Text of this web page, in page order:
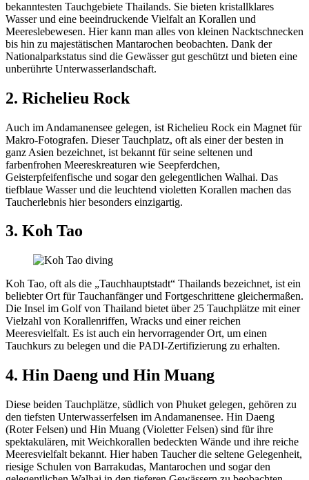
bekanntesten Tauchgebiete Thailands. Sie bieten kristallklares
Wasser und eine beeindruckende Vielfalt an Korallen und
Meereslebewesen. Hier kann man alles von kleinen Nacktschnecken
bis hin zu majestätischen Mantarochen beobachten. Dank der
Nationalparkstatus sind die Gewässer gut geschützt und bieten eine
unberührte Unterwasserlandschaft.
2. Richelieu Rock
Auch im Andamanensee gelegen, ist Richelieu Rock ein Magnet für
Makro-Fotografen. Dieser Tauchplatz, oft als einer der besten in
ganz Asien bezeichnet, ist bekannt für seine seltenen und
farbenfrohen Meereskreaturen wie Seepferdchen,
Geisterpfeifenfische und sogar den gelegentlichen Walhai. Das
tiefblaue Wasser und die leuchtend violetten Korallen machen das
Taucherlebnis hier besonders einzigartig.
3. Koh Tao
Koh Tao, oft als die „Tauchhauptstadt“ Thailands bezeichnet, ist ein
beliebter Ort für Tauchanfänger und Fortgeschrittene gleichermaßen.
Die Insel im Golf von Thailand bietet über 25 Tauchplätze mit einer
Vielzahl von Korallenriffen, Wracks und einer reichen
Meeresvielfalt. Es ist auch ein hervorragender Ort, um einen
Tauchkurs zu belegen und die PADI-Zertifizierung zu erhalten.
4. Hin Daeng und Hin Muang
Diese beiden Tauchplätze, südlich von Phuket gelegen, gehören zu
den tiefsten Unterwasserfelsen im Andamanensee. Hin Daeng
(Roter Felsen) und Hin Muang (Violetter Felsen) sind für ihre
spektakulären, mit Weichkorallen bedeckten Wände und ihre reiche
Meeresvielfalt bekannt. Hier haben Taucher die seltene Gelegenheit,
riesige Schulen von Barrakudas, Mantarochen und sogar den